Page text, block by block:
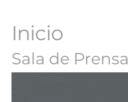
Inicio
Sala de Prensa